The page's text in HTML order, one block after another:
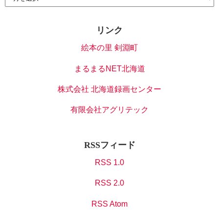
リンク
絵本の里 剣淵町
まるまるNET北海道
株式会社 北海道録画センター
有限会社アグリテック
RSSフィード
RSS 1.0
RSS 2.0
RSS Atom